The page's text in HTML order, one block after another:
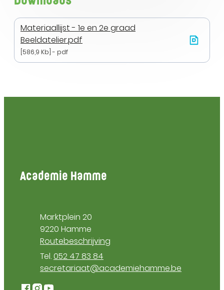
Materiaallijst - 1e en 2e graad
Beeldatelier.pdf
586,9 Kb pdf
Contact & openingsuren
Academie Hamme
AdresMarktplein 20
,9220 Hamme
Routebeschrijving
052 47 83 84
E-mailsecretariaat@academiehamme.be